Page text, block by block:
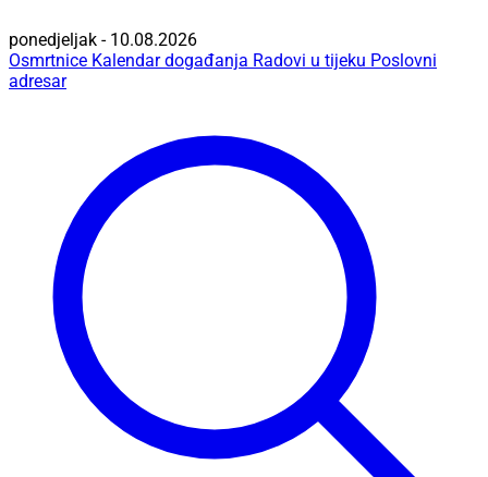
ponedjeljak - 10.08.2026
Osmrtnice Kalendar događanja Radovi u tijeku Poslovni
adresar